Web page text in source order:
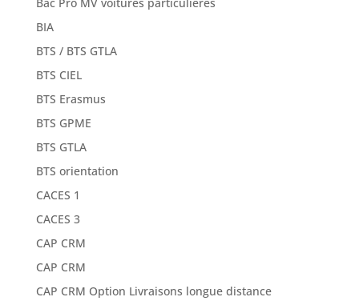
BIA
BTS / BTS GTLA
BTS CIEL
BTS Erasmus
BTS GPME
BTS GTLA
BTS orientation
CACES 1
CACES 3
CAP CRM
CAP CRM
CAP CRM Option Livraisons longue distance